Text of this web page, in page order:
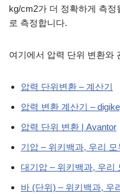
kg/cm2가 더 정확하게 측
로 측정합니다.
여기에서 압력 단위 변환와
압력 단위변환 – 계산기
압력 변환 계산기 –
압력 단위 변환 | Avantor
기압 – 위키백과, 우리
대기압 – 위키백과, 우리
바 (단위) – 위키백과, 우